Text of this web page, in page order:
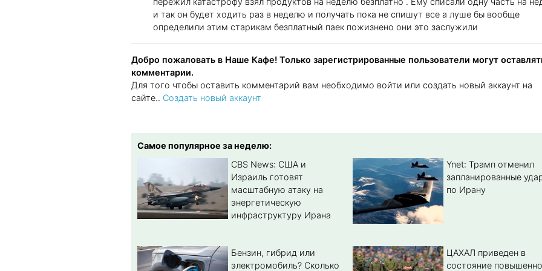
и так он будет ходить раз в неделю и получать пока не спишут все а луше бы вообще
определили этим старикам безплатный паек пожизнено они это заслужили
Добро пожаловать в Наше Кафе! Только зарегистрированные пользователи могут
комментарии.
Для того чтобы оставить комментарий вам необходимо войти или создать новый аккаунт на
сайте.. Создать новый аккаунт
Самое популярное за неделю:
CBS News: США и
Израиль готовят
масштабную атаку на
энергетическую
инфраструктуру Ирана
Ynet: Трамп отменил
запланированные
по Ирану
Бензин, гибрид или
электромобиль? Cколько
ЦАХАЛ приведен в
состояние